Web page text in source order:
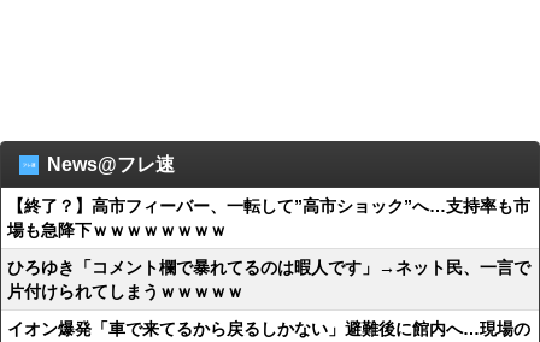
News@フレ速
【終了？】高市フィーバー、一転して”高市ショック”へ…支持率も市
場も急降下ｗｗｗｗｗｗｗｗ
ひろゆき「コメント欄で暴れてるのは暇人です」→ネット民、一言で
片付けられてしまうｗｗｗｗｗ
イオン爆発「車で来てるから戻るしかない」避難後に館内へ…現場の